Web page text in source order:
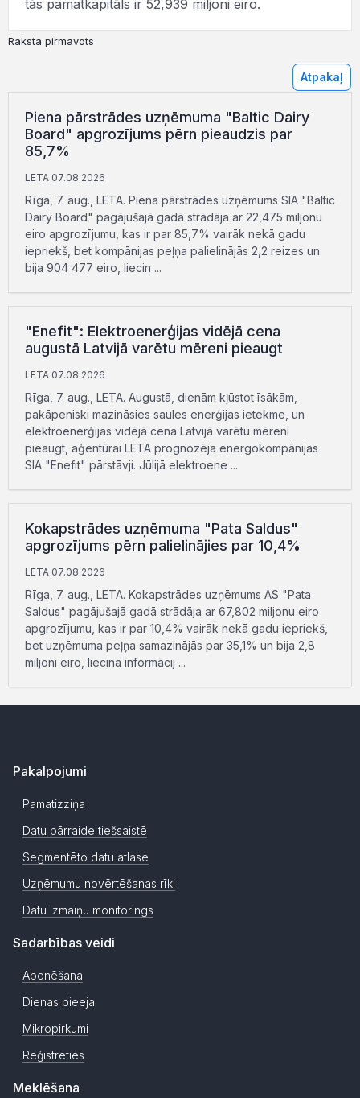
tās pamatkapitāls ir 52,939 miljoni eiro.
Raksta pirmavots
Atpakaļ
Piena pārstrādes uzņēmuma "Baltic Dairy
Board" apgrozījums pērn pieaudzis par
85,7%
LETA 07.08.2026
Rīga, 7. aug., LETA. Piena pārstrādes uzņēmums SIA "Baltic
Dairy Board" pagājušajā gadā strādāja ar 22,475 miljonu
eiro apgrozījumu, kas ir par 85,7% vairāk nekā gadu
iepriekš, bet kompānijas peļņa palielinājās 2,2 reizes un
bija 904 477 eiro, liecin ...
"Enefit": Elektroenerģijas vidējā cena
augustā Latvijā varētu mēreni pieaugt
LETA 07.08.2026
Rīga, 7. aug., LETA. Augustā, dienām kļūstot īsākām,
pakāpeniski mazināsies saules enerģijas ietekme, un
elektroenerģijas vidējā cena Latvijā varētu mēreni
pieaugt, aģentūrai LETA prognozēja energokompānijas
SIA "Enefit" pārstāvji. Jūlijā elektroene ...
Kokapstrādes uzņēmuma "Pata Saldus"
apgrozījums pērn palielinājies par 10,4%
LETA 07.08.2026
Rīga, 7. aug., LETA. Kokapstrādes uzņēmums AS "Pata
Saldus" pagājušajā gadā strādāja ar 67,802 miljonu eiro
apgrozījumu, kas ir par 10,4% vairāk nekā gadu iepriekš,
bet uzņēmuma peļņa samazinājās par 35,1% un bija 2,8
miljoni eiro, liecina informācij ...
Pakalpojumi
Pamatizziņa
Datu pārraide tiešsaistē
Segmentēto datu atlase
Uzņēmumu novērtēšanas rīki
Datu izmaiņu monitorings
Sadarbības veidi
Abonēšana
Dienas pieeja
Mikropirkumi
Reģistrēties
Meklēšana